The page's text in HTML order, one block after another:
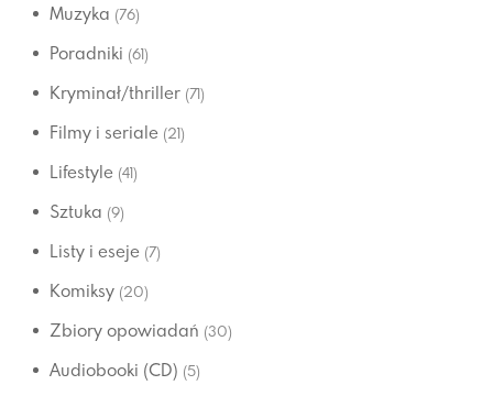
Muzyka (76)
Poradniki (61)
Kryminał/thriller (71)
Filmy i seriale (21)
Lifestyle (41)
Sztuka (9)
Listy i eseje (7)
Komiksy (20)
Zbiory opowiadań (30)
Audiobooki (CD) (5)